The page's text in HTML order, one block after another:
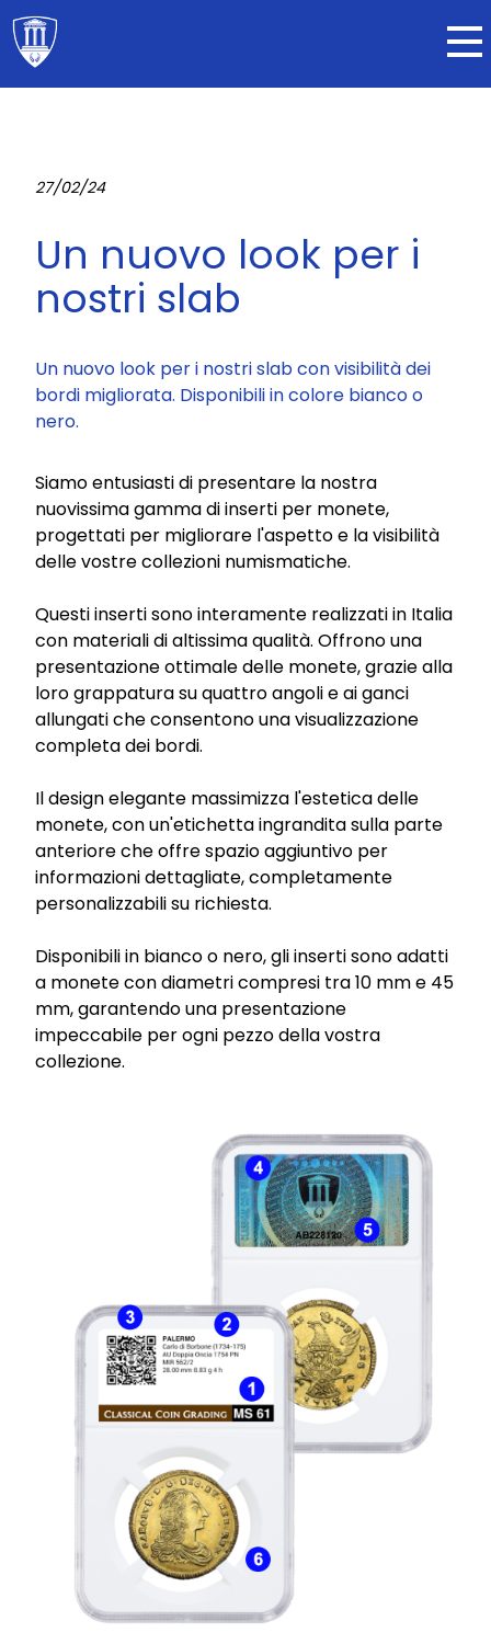
27/02/24
Un nuovo look per i
nostri slab
Un nuovo look per i nostri slab con visibilità dei
bordi migliorata. Disponibili in colore bianco o
nero.
Siamo entusiasti di presentare la nostra
nuovissima gamma di inserti per monete,
progettati per migliorare l'aspetto e la visibilità
delle vostre collezioni numismatiche.
Questi inserti sono interamente realizzati in Italia
con materiali di altissima qualità. Offrono una
presentazione ottimale delle monete, grazie alla
loro grappatura su quattro angoli e ai ganci
allungati che consentono una visualizzazione
completa dei bordi.
Il design elegante massimizza l'estetica delle
monete, con un'etichetta ingrandita sulla parte
anteriore che offre spazio aggiuntivo per
informazioni dettagliate, completamente
personalizzabili su richiesta.
Disponibili in bianco o nero, gli inserti sono adatti
a monete con diametri compresi tra 10 mm e 45
mm, garantendo una presentazione
impeccabile per ogni pezzo della vostra
collezione.